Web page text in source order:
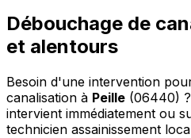
Débouchage de
et alentours
Besoin d'une intervention
canalisation à Peille (06440) ?
intervient immédiatement ou
technicien assainissement